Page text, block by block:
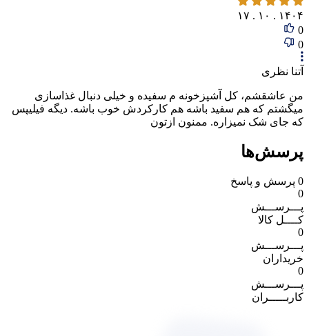
۱۴۰۴ . ۱۰ . ۱۷
0
0
آتنا نظری
من عاشقشم، کل آشپزخونه م سفیده و خیلی دنبال غذاسازی
میگشتم که هم سفید باشه هم کارکردش خوب باشه. دیگه فیلیپس
که جای شک نمیزاره. ممنون ازتون
پرسش‌ها
0 پرسش و پاسخ
0
پـــرســـش
کــــل کالا
0
پـــرســـش
خریداران
0
پـــرســـش
کاربـــــران